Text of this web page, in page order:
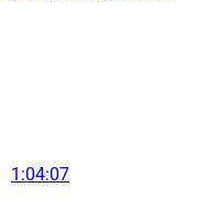
1:04:07